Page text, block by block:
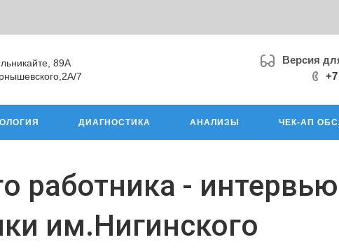
89А
7
Версия
ДИАГНОСТИКА АНАЛИЗЫ ЧЕК-АП
работника -
им.Нигинского